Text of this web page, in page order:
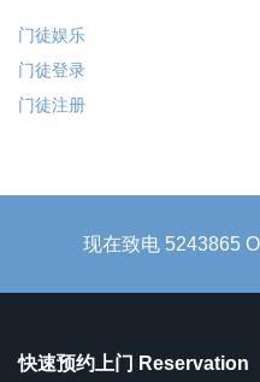
门徒娱乐
门徒登录
门徒注册
现在致电 5243865
快速预约上门 Reservation